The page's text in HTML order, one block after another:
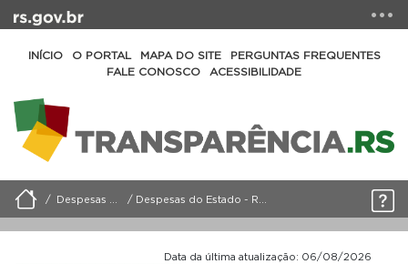
INÍCIO O PORTAL MAPA DO SITE
PERGUNTAS FREQUENTES
FALE CONOSCO
ACESSIBILIDADE
Despesas do Estado Despesas do Estado - Relatório Detalhado
Data da última atualização: 06/08/2026